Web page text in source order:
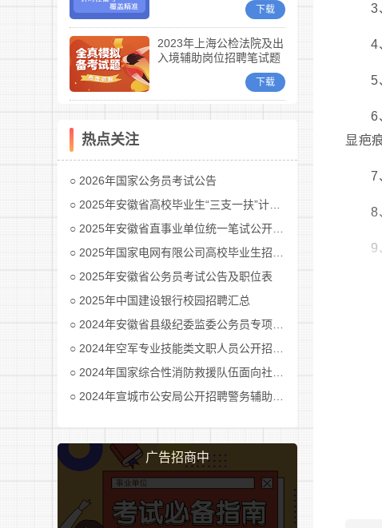
下载
2023年上海公检法院及出
入境辅助岗位招聘笔试题
下载
热点关注
2026年国家公务员考试公告
2025年安徽省高校毕业生“三支一扶”计划招募公告
2025年安徽省直事业单位统一笔试公开招聘工作人员公告
2025年国家电网有限公司高校毕业生招聘公告(第二批)汇总
2025年安徽省公务员考试公告及职位表
2025年中国建设银行校园招聘汇总
2024年安徽省县级纪委监委公务员专项招考公告及职位表汇总
2024年空军专业技能类文职人员公开招考公告
2024年国家综合性消防救援队伍面向社会招录消防员公告
2024年宣城市公安局公开招聘警务辅助人员公告
广告招商中
3
4
5
6
显疤
7
8
9